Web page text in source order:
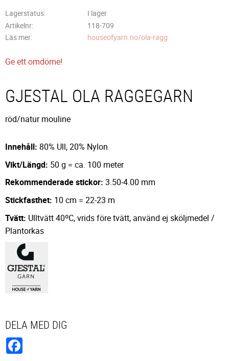
Lagerstatus
I lager
Artikelnr
118-709
Läs mer
houseofyarn.no/ola-ragg
Ge ett omdöme!
GJESTAL OLA RAGGEGARN
röd/natur mouline
Innehåll: 80% Ull, 20% Nylon
Vikt/Längd: 50 g = ca. 100 meter
Rekommenderade stickor: 3.50-4.00 mm
Stickfasthet: 10 cm = 22-23 m
Tvätt: Ulltvätt 40ºC, vrids före tvätt, använd ej sköljmedel /
Plantorkas
DELA MED DIG